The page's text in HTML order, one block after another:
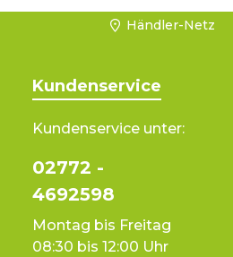
Händler-Netz
Kundenservice
Kundenservice unter:
02772 -
4692598
Montag bis Freitag
08:30 bis 12:00 Uhr